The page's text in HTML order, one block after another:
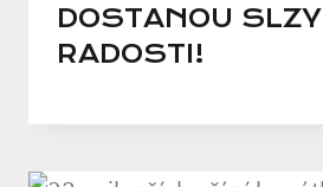
DOSTANOU SLZY
RADOSTI!